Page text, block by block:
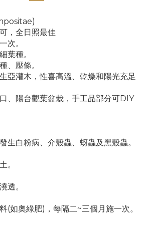
，全日照最佳
次。
葉種。
、壓條。
亞灌木，性喜高溫、乾燥和陽光充足
、陽台觀葉盆栽，手工品部分可DIY
生白粉病、介殼蟲、蚜蟲及黑殼蟲。
。
透。
(如奧綠肥)，每隔二~三個月施一次。